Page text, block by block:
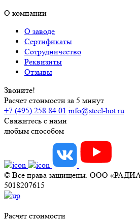
О компании
О заводе
Сертификаты
Сотрудничество
Реквизиты
Отзывы
Звоните!
Расчет стоимости за 5 минут
+7 (495) 258 84 01 info@steel-hot.ru
Свяжитесь с нами
любым способом
© Все права защищены. ООО
5018207615
Расчет стоимости